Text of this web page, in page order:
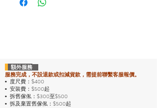
額外服務
服務完成，不設退款或扣減貨款，需提前聯繫客服報價。
• 度尺費：$400
• 安裝費：$500起
• 拆舊傢俬：$300至$500
• 拆及棄置舊傢俬：$500起